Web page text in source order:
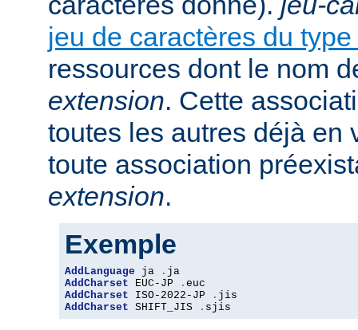
jeu de caractères du
ressources dont le nom
extension. Cette
toutes les autres déjà en
toute association
extension.
Exemple
AddLanguage ja .
AddCharset EUC-JP .
AddCharset ISO-2022-JP .
AddCharset SHIFT_JIS . sjis